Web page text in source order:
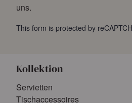
uns.
This form is protected by
Kollektion
Servietten
Tischaccessoires